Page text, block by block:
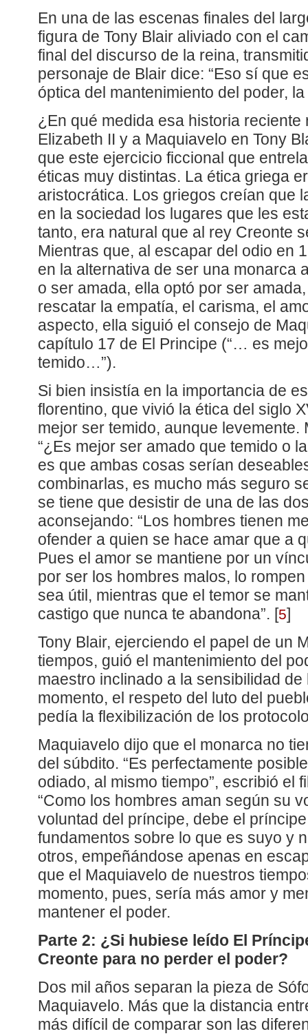
En una de las escenas finales del
figura de Tony Blair aliviado con el
final del discurso de la reina,
personaje de Blair dice: “Eso sí que
óptica del mantenimiento del poder,
¿En qué medida esa historia reciente
Elizabeth II y a Maquiavelo en Tony
que este ejercicio ficcional que
éticas muy distintas. La ética griega
aristocrática. Los griegos creían que
en la sociedad los lugares que les
tanto, era natural que al rey Creonte
Mientras que, al escapar del odio en
en la alternativa de ser una monarca
o ser amada, ella optó por ser
rescatar la empatía, el carisma, el
aspecto, ella siguió el consejo de
capítulo 17 de El Principe (“… es
temido…”).
Si bien insistía en la importancia de
florentino, que vivió la ética del siglo
mejor ser temido, aunque levemente.
“¿Es mejor ser amado que temido o
es que ambas cosas serían
combinarlas, es mucho más seguro
se tiene que desistir de una de las
aconsejando: “Los hombres tienen
ofender a quien se hace amar que a
Pues el amor se mantiene por un
por ser los hombres malos, lo
sea útil, mientras que el temor se
castigo que nunca te abandona”. [5]
Tony Blair, ejerciendo el papel de un
tiempos, guió el mantenimiento del
maestro inclinado a la sensibilidad
momento, el respeto del luto del
pedía la flexibilización de los
Maquiavelo dijo que el monarca no
del súbdito. “Es perfectamente
odiado, al mismo tiempo”, escribió el
“Como los hombres aman según su
voluntad del príncipe, debe el
fundamentos sobre lo que es suyo y
otros, empeñándose apenas en
que el Maquiavelo de nuestros
momento, pues, sería más amor y
mantener el poder.
Parte 2: ¿Si hubiese leído El
Creonte para no perder el poder?
Dos mil años separan la pieza de
Maquiavelo. Más que la distancia
más difícil de comparar son las